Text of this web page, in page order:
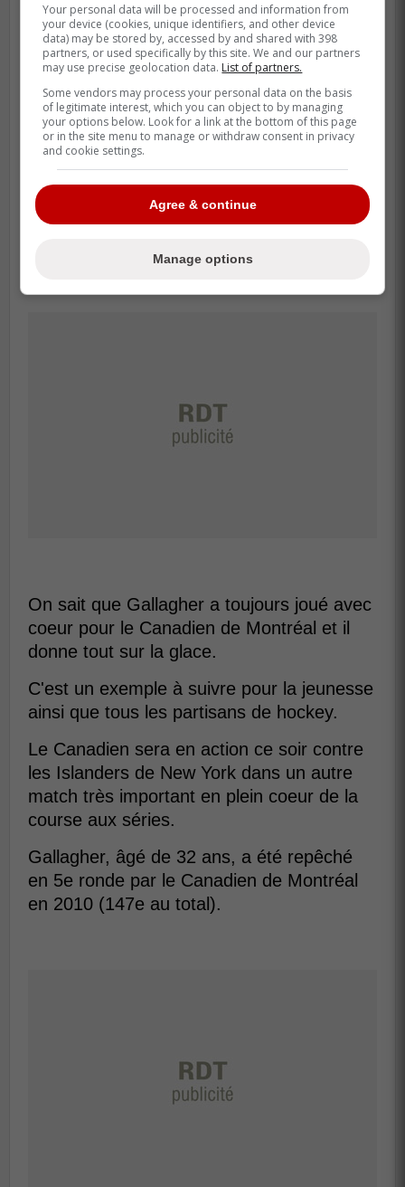
Nous offrons nos sincères condoléances à
toute la famille.
Peu après l'événement, l'équipe des
Canadiens de Montréal a exprimé ses
hommages. Via la plateforme X, le club a
présenté ses condoléances à la suite du
décès tragique de Gallagher.
Voici la publication en question:
On sait que Gallagher a toujours joué avec
coeur pour le Canadien de Montréal et il
donne tout sur la glace.
C'est un exemple à suivre pour la jeunesse
ainsi que tous les partisans de hockey.
Le Canadien sera en action ce soir contre
les Islanders de New York dans un autre
match très important en plein coeur de la
course aux séries.
Gallagher, âgé de 32 ans, a été repêché
en 5e ronde par le Canadien de Montréal
en 2010 (147e au total).
Your personal data will be processed and information from
your device (cookies, unique identifiers, and other device
data) may be stored by, accessed by and shared with 398
partners, or used specifically by this site. We and our partners
may use precise geolocation data. List of partners.
Some vendors may process your personal data on the basis
of legitimate interest, which you can object to by managing
your options below. Look for a link at the bottom of this page
or in the site menu to manage or withdraw consent in privacy
and cookie settings.
Agree & continue
Manage options